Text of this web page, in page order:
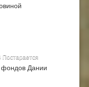
Дании
Постарается